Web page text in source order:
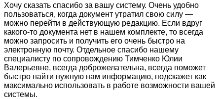
Хочу сказать спасибо за вашу систему. Очень удобно
пользоваться, когда документ утратил свою силу —
можно перейти в действующую редакцию. Если вдруг
какого-то документа нет в нашем комплекте, то всегда
можно запросить и получить его очень быстро на
электронную почту. Отдельное спасибо нашему
специалисту по сопровождению Тимченко Юлии
Валерьевне, всегда доброжелательна, всегда поможет
быстро найти нужную нам информацию, подскажет как
максимально использовать в работе возможности вашей
системы.